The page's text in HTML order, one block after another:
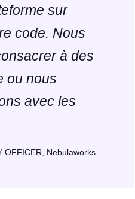
sur
code. Nous
à des
ou nous
avec les
OFFICER, Nebulaworks